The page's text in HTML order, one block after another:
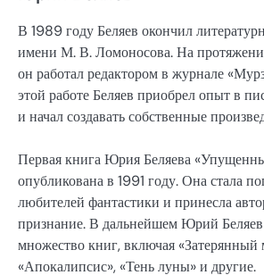
В 1989 году Беляев окончил
имени М. В. Ломоносова. На
он работал редактором в журнале
этой работе Беляев приобрел опыт в
и начал создавать собственные
Первая книга Юрия Беляева
опубликована в 1991 году. Она стала
любителей фантастики и принесла
признание. В дальнейшем Юрий
множество книг, включая «Затерянный
«Апокалипсис», «Тень луны» и другие.